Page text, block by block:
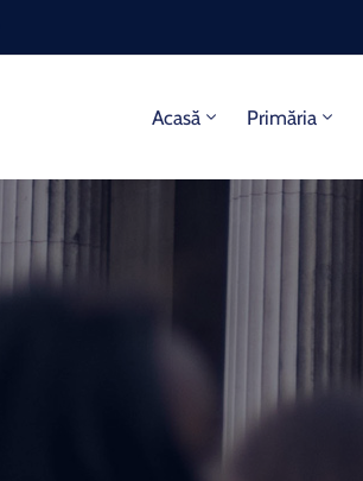
Acasă Primăria